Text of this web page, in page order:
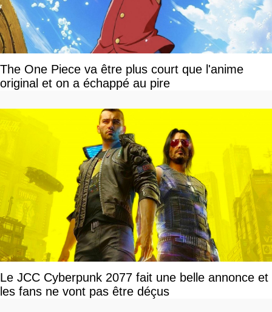
The One Piece va être plus court que l'anime
original et on a échappé au pire
Le JCC Cyberpunk 2077 fait une belle annonce et
les fans ne vont pas être déçus